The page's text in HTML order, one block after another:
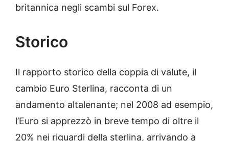
britannica negli scambi sul Forex.
Storico
Il rapporto storico della coppia di valute, il
cambio Euro Sterlina, racconta di un
andamento altalenante; nel 2008 ad esempio,
l’Euro si apprezzò in breve tempo di oltre il
20% nei riguardi della sterlina, arrivando a